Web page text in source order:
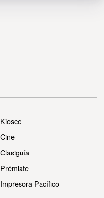
Kiosco
Cine
Clasiguía
Prémiate
Impresora Pacífico